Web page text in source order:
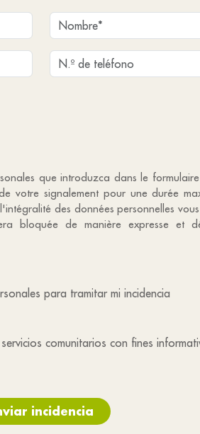
que introduzca dans le formulaire
votre signalement pour une durée
des données personnelles
bloquée de manière expresse et
para tramitar mi incidencia
comunitarios con fines
incidencia